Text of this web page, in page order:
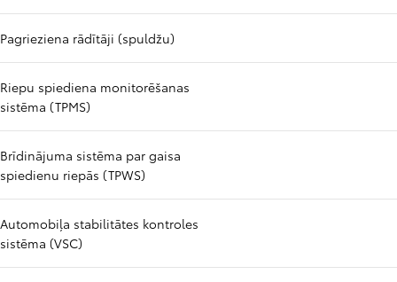
Pagrieziena rādītāji (spuldžu)
Riepu spiediena monitorēšanas
sistēma (TPMS)
Brīdinājuma sistēma par gaisa
spiedienu riepās (TPWS)
Automobiļa stabilitātes kontroles
sistēma (VSC)